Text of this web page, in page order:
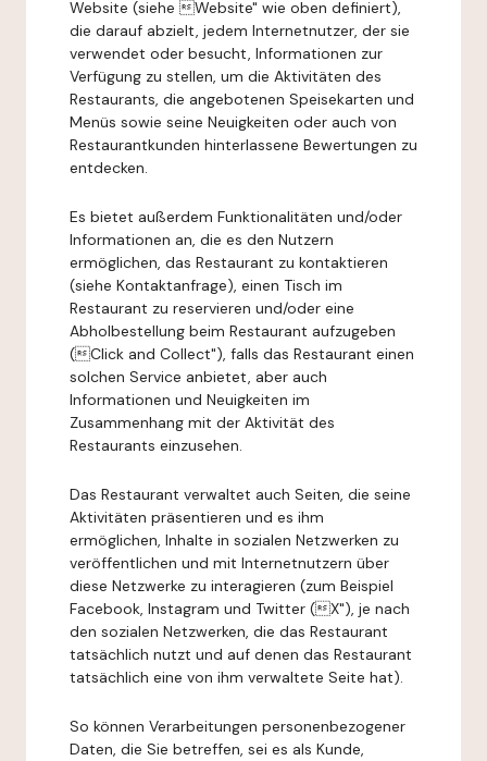
Website (siehe Website" wie oben definiert),
die darauf abzielt, jedem Internetnutzer, der sie
verwendet oder besucht, Informationen zur
Verfügung zu stellen, um die Aktivitäten des
Restaurants, die angebotenen Speisekarten und
Menüs sowie seine Neuigkeiten oder auch von
Restaurantkunden hinterlassene Bewertungen zu
entdecken.
Es bietet außerdem Funktionalitäten und/oder
Informationen an, die es den Nutzern
ermöglichen, das Restaurant zu kontaktieren
(siehe Kontaktanfrage), einen Tisch im
Restaurant zu reservieren und/oder eine
Abholbestellung beim Restaurant aufzugeben
(Click and Collect"), falls das Restaurant einen
solchen Service anbietet, aber auch
Informationen und Neuigkeiten im
Zusammenhang mit der Aktivität des
Restaurants einzusehen.
Das Restaurant verwaltet auch Seiten, die seine
Aktivitäten präsentieren und es ihm
ermöglichen, Inhalte in sozialen Netzwerken zu
veröffentlichen und mit Internetnutzern über
diese Netzwerke zu interagieren (zum Beispiel
Facebook, Instagram und Twitter (X"), je nach
den sozialen Netzwerken, die das Restaurant
tatsächlich nutzt und auf denen das Restaurant
tatsächlich eine von ihm verwaltete Seite hat).
So können Verarbeitungen personenbezogener
Daten, die Sie betreffen, sei es als Kunde,